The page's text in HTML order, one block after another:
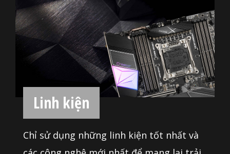
Linh kiện